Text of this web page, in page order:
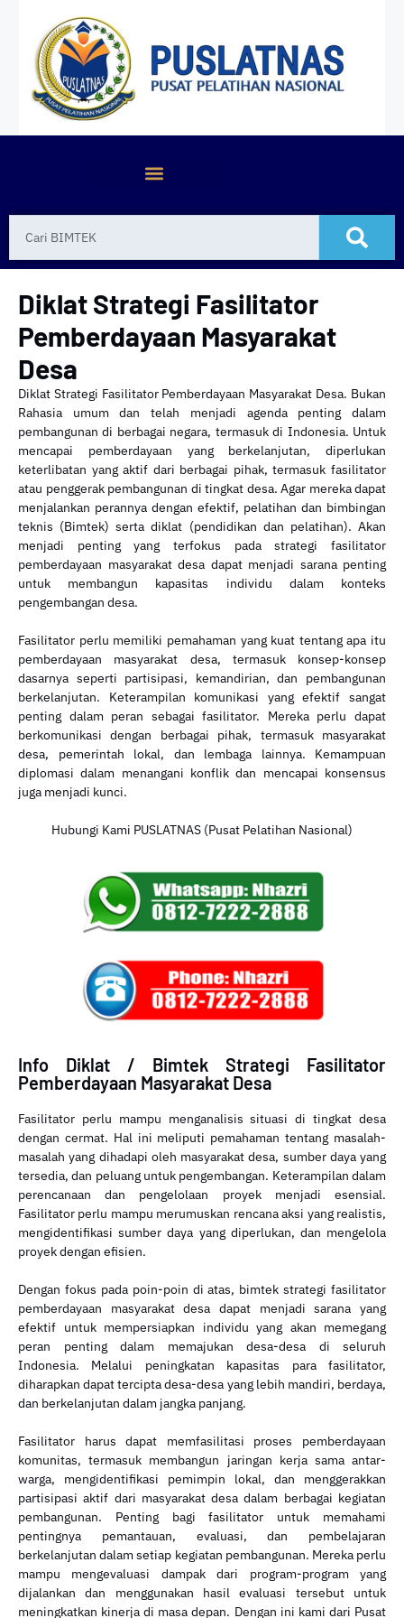
Diklat Strategi Fasilitator
Pemberdayaan Masyarakat
Desa
Diklat Strategi Fasilitator Pemberdayaan Masyarakat Desa. Bukan
Rahasia umum dan telah menjadi agenda penting dalam
pembangunan di berbagai negara, termasuk di Indonesia. Untuk
mencapai pemberdayaan yang berkelanjutan, diperlukan
keterlibatan yang aktif dari berbagai pihak, termasuk fasilitator
atau penggerak pembangunan di tingkat desa. Agar mereka dapat
menjalankan perannya dengan efektif, pelatihan dan bimbingan
teknis (Bimtek) serta diklat (pendidikan dan pelatihan). Akan
menjadi penting yang terfokus pada strategi fasilitator
pemberdayaan masyarakat desa dapat menjadi sarana penting
untuk membangun kapasitas individu dalam konteks
pengembangan desa.
Fasilitator perlu memiliki pemahaman yang kuat tentang apa itu
pemberdayaan masyarakat desa, termasuk konsep-konsep
dasarnya seperti partisipasi, kemandirian, dan pembangunan
berkelanjutan. Keterampilan komunikasi yang efektif sangat
penting dalam peran sebagai fasilitator. Mereka perlu dapat
berkomunikasi dengan berbagai pihak, termasuk masyarakat
desa, pemerintah lokal, dan lembaga lainnya. Kemampuan
diplomasi dalam menangani konflik dan mencapai konsensus
juga menjadi kunci.
Hubungi Kami PUSLATNAS (Pusat Pelatihan Nasional)
Info Diklat / Bimtek Strategi Fasilitator
Pemberdayaan Masyarakat Desa
Fasilitator perlu mampu menganalisis situasi di tingkat desa
dengan cermat. Hal ini meliputi pemahaman tentang masalah-
masalah yang dihadapi oleh masyarakat desa, sumber daya yang
tersedia, dan peluang untuk pengembangan. Keterampilan dalam
perencanaan dan pengelolaan proyek menjadi esensial.
Fasilitator perlu mampu merumuskan rencana aksi yang realistis,
mengidentifikasi sumber daya yang diperlukan, dan mengelola
proyek dengan efisien.
Dengan fokus pada poin-poin di atas, bimtek strategi fasilitator
pemberdayaan masyarakat desa dapat menjadi sarana yang
efektif untuk mempersiapkan individu yang akan memegang
peran penting dalam memajukan desa-desa di seluruh
Indonesia. Melalui peningkatan kapasitas para fasilitator,
diharapkan dapat tercipta desa-desa yang lebih mandiri, berdaya,
dan berkelanjutan dalam jangka panjang.
Fasilitator harus dapat memfasilitasi proses pemberdayaan
komunitas, termasuk membangun jaringan kerja sama antar-
warga, mengidentifikasi pemimpin lokal, dan menggerakkan
partisipasi aktif dari masyarakat desa dalam berbagai kegiatan
pembangunan. Penting bagi fasilitator untuk memahami
pentingnya pemantauan, evaluasi, dan pembelajaran
berkelanjutan dalam setiap kegiatan pembangunan. Mereka perlu
mampu mengevaluasi dampak dari program-program yang
dijalankan dan menggunakan hasil evaluasi tersebut untuk
meningkatkan kinerja di masa depan. Dengan ini kami dari Pusat